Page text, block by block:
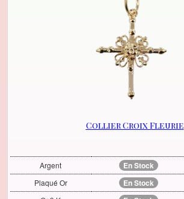
Collier Croix Fleurie
Argent En Stock
Plaqué Or
En Stock